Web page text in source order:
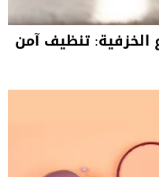
الخزفية: تنظيف آمن